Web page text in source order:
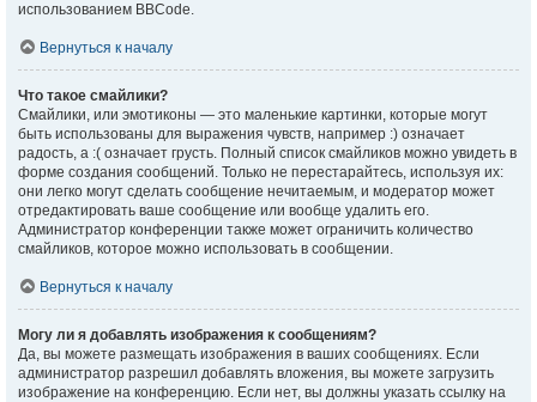
использованием BBCode.
Вернуться к началу
Что такое смайлики?
Смайлики, или эмотиконы — это маленькие картинки, которые могут
быть использованы для выражения чувств, например :) означает
радость, а :( означает грусть. Полный список смайликов можно увидеть в
форме создания сообщений. Только не перестарайтесь, используя их:
они легко могут сделать сообщение нечитаемым, и модератор может
отредактировать ваше сообщение или вообще удалить его.
Администратор конференции также может ограничить количество
смайликов, которое можно использовать в сообщении.
Вернуться к началу
Могу ли я добавлять изображения к сообщениям?
Да, вы можете размещать изображения в ваших сообщениях. Если
администратор разрешил добавлять вложения, вы можете загрузить
изображение на конференцию. Если нет, вы должны указать ссылку на